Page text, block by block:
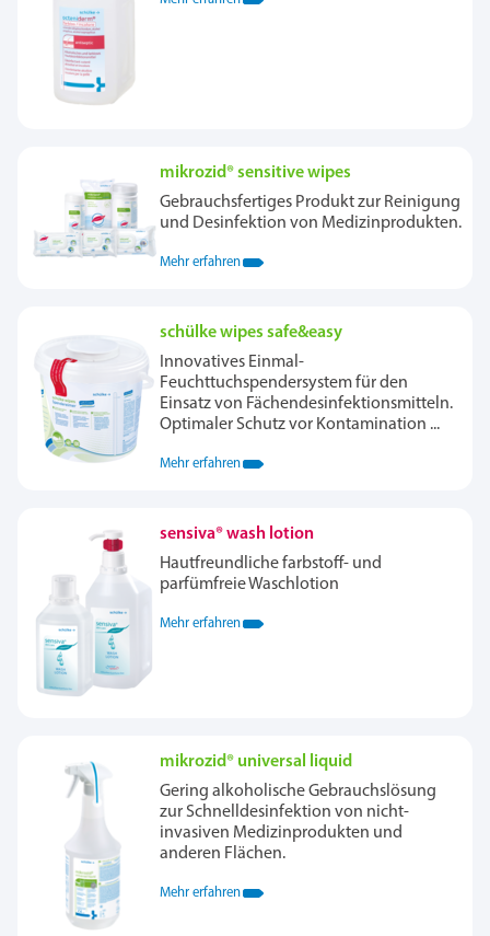
mikrozid® sensitive wipes
Gebrauchsfertiges Produkt zur Reinigung
und Desinfektion von Medizinprodukten.
Mehr erfahren
schülke wipes safe&easy
Innovatives Einmal-
Feuchttuchspendersystem für den
Einsatz von Fächendesinfektionsmitteln.
Optimaler Schutz vor Kontamination ...
Mehr erfahren
sensiva® wash lotion
Hautfreundliche farbstoff- und
parfümfreie Waschlotion
Mehr erfahren
mikrozid® universal liquid
Gering alkoholische Gebrauchslösung
zur Schnelldesinfektion von nicht-
invasiven Medizinprodukten und
anderen Flächen.
Mehr erfahren